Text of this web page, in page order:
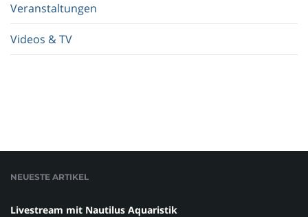
Veranstaltungen
Videos & TV
NEUESTE ARTIKEL
Livestream mit Nautilus Aquaristik